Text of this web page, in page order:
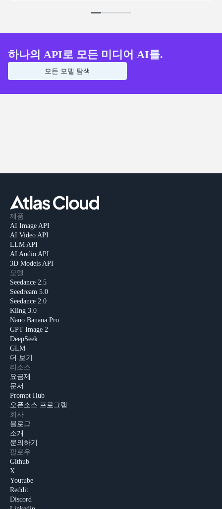
하나의 API로 모든 미디어 AI를.
모든 모델 탐색
제품
AI Image API
AI Video API
LLM API
AI Audio API
3D Models API
모델
Seedance 2.5
Seedream 5.0
Seedance 2.0
Kling 3.0
Nano Banana Pro
GPT Image 2
DeepSeek
GLM
더 보기
리소스
요금제
문서
Prompt Hub
오픈소스 프로그램
회사
블로그
소개
문의하기
팔로우
Github
X
Youtube
Reddit
Discord